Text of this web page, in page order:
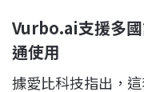
Vurbo.ai支援多
通使用
據愛比科技指出，